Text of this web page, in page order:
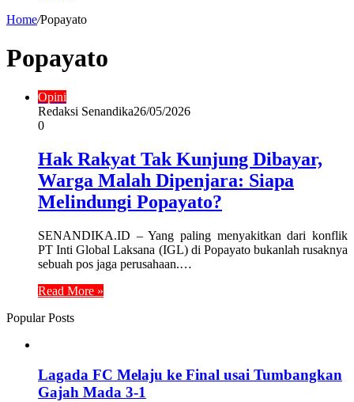
Home/Popayato
Popayato
Opini
Redaksi Senandika26/05/2026
0
Hak Rakyat Tak Kunjung Dibayar,
Warga Malah Dipenjara: Siapa
Melindungi Popayato?
SENANDIKA.ID – Yang paling menyakitkan dari konflik
PT Inti Global Laksana (IGL) di Popayato bukanlah rusaknya
sebuah pos jaga perusahaan.…
Read More »
Popular Posts
Lagada FC Melaju ke Final usai Tumbangkan
Gajah Mada 3-1